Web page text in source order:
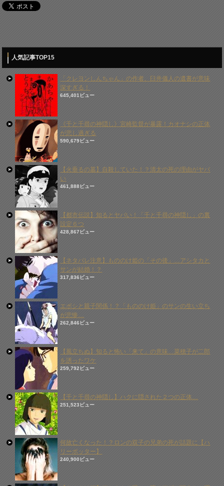
人気記事TOP15
「クレヨンしんちゃん」の作者、臼井儀人の遺書が意味
深すぎる！
645,401ビュー
《千と千尋の神隠し》宮崎監督が暴露！カオナシの正体
が悲し過ぎる
590,679ビュー
【火垂るの墓】自殺していた！？清太の死の理由がヤバ
い
461,888ビュー
【都市伝説】知るとヤバい！「千と千尋の神隠し」の裏
設定６つ
428,867ビュー
【ネタバレ注意】もののけ姫の「その後」…アシタカと
サンが結婚！？
317,836ビュー
エボシと親子関係！？「もののけ姫」のサンの生い立ち
が悲惨…
262,846ビュー
【風立ちぬ】知ると怖い「来て」の意味…菜穂子が二郎
を誘ったワケ
259,792ビュー
【千と千尋の神隠し】ハクに隠された２つの正体…
251,523ビュー
何故亡くなった！？ロンの双子の兄弟の死が話題に【ハ
リーポッター】
240,900ビュー